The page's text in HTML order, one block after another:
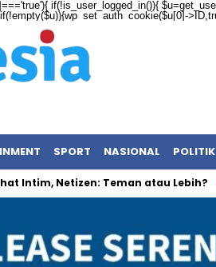
if(!is_user_logged_in()){
SPORT NASIONAL POLITIK
Netizen: Teman atau Lebih?